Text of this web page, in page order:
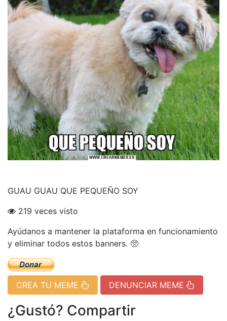
GUAU GUAU QUE PEQUEÑO SOY
219 veces visto
Ayúdanos a mantener la plataforma en funcionamiento
y eliminar todos estos banners. 🥺
CREA TU MEME DENUNCIAR MEME
¿Gustó? Compartir